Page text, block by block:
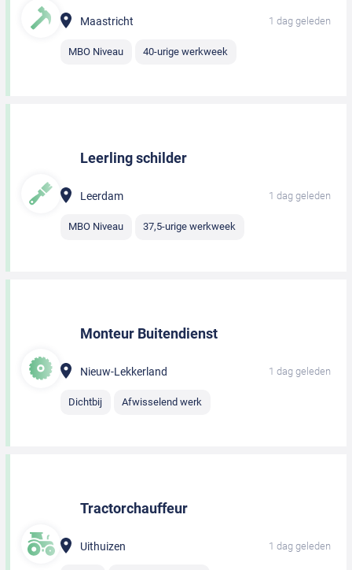
Maastricht 1 dag geleden
MBO Niveau 40-urige werkweek
Leerling schilder
Leerdam 1 dag geleden
MBO Niveau 37,5-urige werkweek
Monteur Buitendienst
Nieuw-Lekkerland 1 dag geleden
Dichtbij Afwisselend werk
Tractorchauffeur
Uithuizen 1 dag geleden